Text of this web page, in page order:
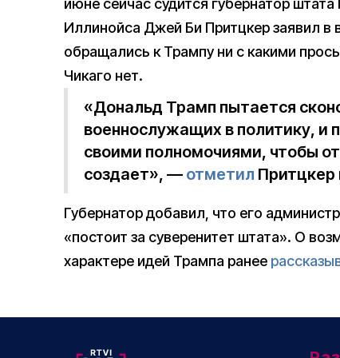
июне сейчас судится губернатор
Иллинойса Джей Би Притцкер заявил в
обращались к Трампу ни с какими
Чикаго нет.
«Дональд Трамп пытается
военнослужащих в политику, и
своими полномочиями, чтобы
создает», — отметил Притцкер
Губернатор добавил, что его
«постоит за суверенитет штата». О
характере идей Трампа ранее